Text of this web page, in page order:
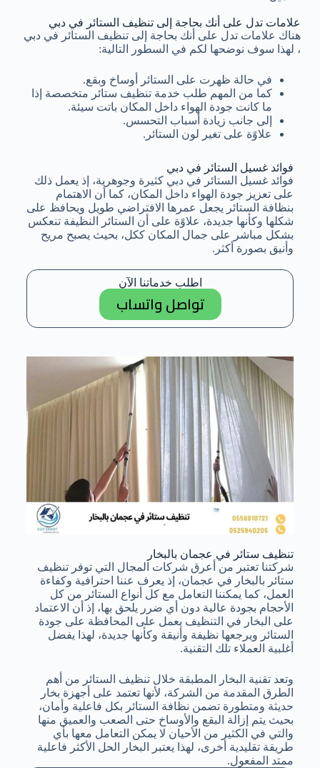
علامات تدل على أنك بحاجة إلى تنظيف الستائر في دبي
هناك علامات تدل على أنك بحاجة إلى تنظيف الستائر في دبي
، لهذا سوف نوضحها لكم في السطور التالية:
في حالة ظهرت على الستائر أوساخ وبقع.
كما من المهم طلب خدمة تنظيف ستائر متخصصة إذا
ما كانت جودة الهواء داخل المكان باتت سيئة.
إلى جانب زيادة أسباب التحسس.
علاوًة على تغير لون الستائر.
فوائد غسيل الستائر في دبي
فوائد غسيل الستائر في دبي كثيرة وجوهرية، إذ يعمل ذلك
على تعزيز جودة الهواء داخل المكان، كما أن الاهتمام
بنظافة الستائر يجعل عمرها الافتراضي طويل ويحافظ على
شكلها وكأنها جديدة، علاوًة على أن الستائر النظيفة تنعكس
بشكل مباشر على جمال المكان ككل، بحيث يصبح مريح
وأنيق بصورة أكثر.
اطلب خدماتنا الآن
تواصل واتساب
تنظيف ستائر في عجمان بالبخار
شركتنا تعتبر من أعرق شركات المجال التي توفر تنظيف
ستائر بالبخار في عجمان، إذ يعرف عننا احترافية وكفاءة
العمل، كما يمكننا التعامل مع كل أنواع الستائر من كل
الأحجام بجودة عالية دون أي ضرر يلحق بها، إذ أن الاعتماد
على البخار في التنظيف يعمل على المحافظة على جودة
الستائر ويرجعها نظيفة وأنيقة وكأنها جديدة، لهذا يفضل
أغلبية العملاء تلك التقنية.
وتعد تقنية البخار المطبقة خلال تنظيف الستائر من أهم
الطرق المقدمة من الشركة، لأنها تعتمد على أجهزة بخار
حديثة ومتطورة تضمن نظافة الستائر بكل فاعلية وأمان،
بحيث يتم إزالة البقع والأوساخ حتى الصعب والعميق منها
والتي في الكثير من الأحيان لا يمكن التعامل معها بأي
طريقة تقليدية أخرى، لهذا يعتبر البخار الحل الأكثر فاعلية
ممتد المفعول.